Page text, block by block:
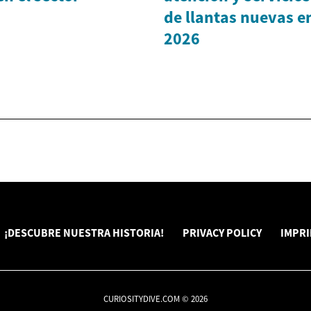
de llantas nuevas
2026
¡DESCUBRE NUESTRA HISTORIA! PRIVACY POLICY
CURIOSITYDIVE.COM © 2026